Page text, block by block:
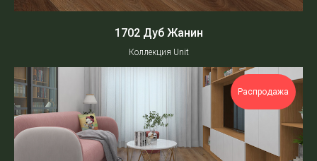
1702 Дуб Жанин
Коллекция Unit
Распродажа